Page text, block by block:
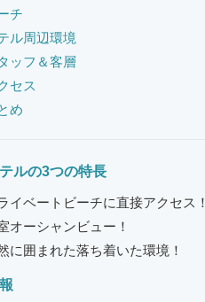
チ
ル周辺環境
ッフ＆客層
セス
め
ルの3つの特長
イベートビーチに直接アクセス！
オーシャンビュー！
に囲まれた落ち着いた環境！